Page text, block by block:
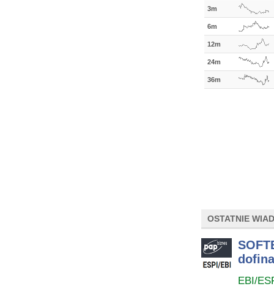
3m
6m
12m
24m
36m
OSTATNIE
EBI/